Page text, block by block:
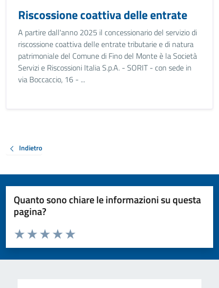
Riscossione coattiva delle entrate
A partire dall'anno 2025 il concessionario del servizio di
riscossione coattiva delle entrate tributarie e di natura
patrimoniale del Comune di Fino del Monte è la Società
Servizi e Riscossioni Italia S.p.A. - SORIT - con sede in
via Boccaccio, 16 - ...
Indietro
Quanto sono chiare le informazioni su questa
pagina?
Valuta da 1 a 5 stelle la pagina
Valuta 5 stelle su 5
Valuta 4 stelle su 5
Valuta 3 stelle su 5
Valuta 2 stelle su 5
Valuta 1 stelle su 5